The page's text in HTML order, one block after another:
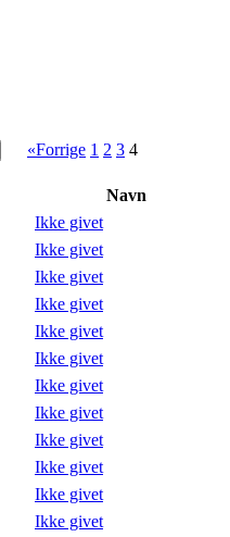
«Forrige 1 2 3 4
Navn
Ikke givet
Ikke givet
Ikke givet
Ikke givet
Ikke givet
Ikke givet
Ikke givet
Ikke givet
Ikke givet
Ikke givet
Ikke givet
Ikke givet